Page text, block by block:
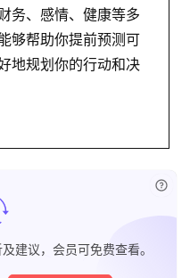
务、感情、健康等多
够帮助你提前预测可
地规划你的行动和决
建议，会员可免费查看。